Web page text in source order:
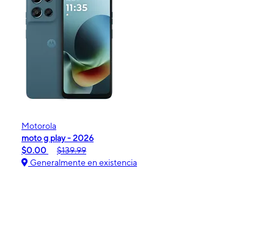
Motorola
moto g play - 2026
$0.00
$139.99
Generalmente en existencia